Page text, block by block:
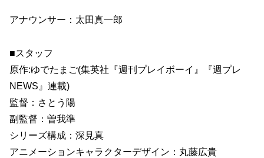
アナウンサー：太田真一郎
■スタッフ
原作:ゆでたまご(集英社『週刊プレイボーイ』『週プレ
NEWS』連載)
監督：さとう陽
副監督：曽我準
シリーズ構成：深見真
アニメーションキャラクターデザイン：丸藤広貴